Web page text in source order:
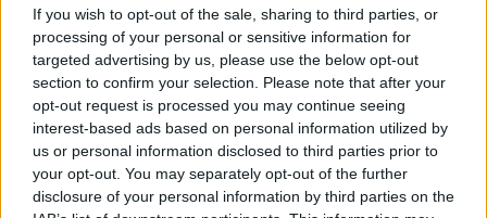
If you wish to opt-out of the sale, sharing to third parties, or
processing of your personal or sensitive information for
targeted advertising by us, please use the below opt-out
section to confirm your selection. Please note that after your
opt-out request is processed you may continue seeing
interest-based ads based on personal information utilized by
us or personal information disclosed to third parties prior to
your opt-out. You may separately opt-out of the further
disclosure of your personal information by third parties on the
Изкуствен интелект за първи път
създаде нови жизнеспособни вируси
07.08.2026 / 15:30